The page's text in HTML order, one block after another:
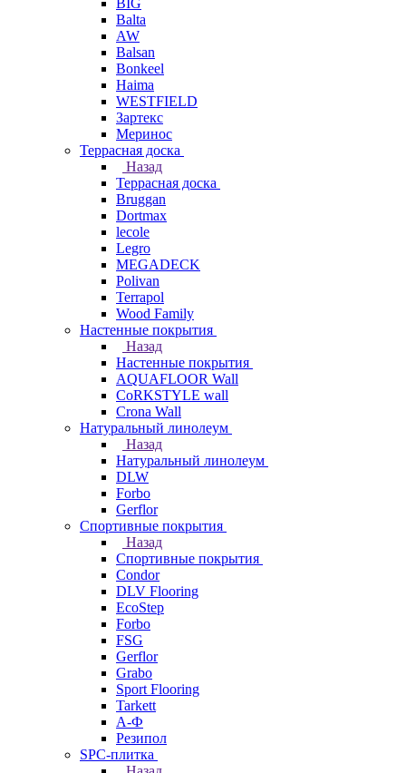
BIG
Balta
AW
Balsan
Bonkeel
Haima
WESTFIELD
Зартекс
Меринос
Террасная доска
Назад
Террасная доска
Bruggan
Dortmax
lecole
Legro
MEGADECK
Polivan
Terrapol
Wood Family
Настенные покрытия
Назад
Настенные покрытия
AQUAFLOOR Wall
CoRKSTYLE wall
Crona Wall
Натуральный линолеум
Назад
Натуральный линолеум
DLW
Forbo
Gerflor
Спортивные покрытия
Назад
Спортивные покрытия
Condor
DLV Flooring
EcoStep
Forbo
FSG
Gerflor
Grabo
Sport Flooring
Tarkett
А-Ф
Резипол
SPC-плитка